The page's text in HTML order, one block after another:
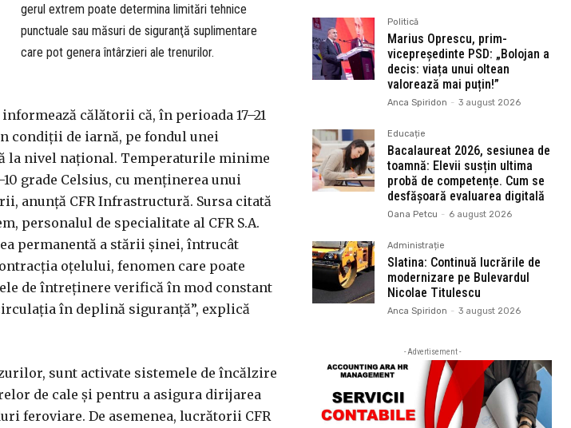
gerul extrem poate determina limitări tehnice
punctuale sau măsuri de siguranţă suplimentare
care pot genera întârzieri ale trenurilor.
informează călătorii că, în perioada 17–21
condiţii de iarnă, pe fondul unei
la nivel naţional. Temperaturile minime
grade Celsius, cu menţinerea unui
anunţă CFR Infrastructură. Sursa citată
personalul de specialitate al CFR S.A.
permanentă a stării şinei, întrucât
oţelului, fenomen care poate
de întreţinere verifică în mod constant
în deplină siguranţă”, explică
sunt activate sistemele de încălzire
de cale şi pentru a asigura dirijarea
feroviare. De asemenea, lucrătorii CFR
Politică
Marius Oprescu, prim-
vicepreședinte PSD: „Bolojan a
decis: viața unui oltean
valorează mai puțin!”
Anca Spiridon - 3 august 2026
Educație
Bacalaureat 2026, sesiunea de
toamnă: Elevii susțin ultima
probă de competențe. Cum se
desfășoară evaluarea digitală
Oana Petcu - 6 august 2026
Administrație
Slatina: Continuă lucrările de
modernizare pe Bulevardul
Nicolae Titulescu
Anca Spiridon - 3 august 2026
- Advertisement -